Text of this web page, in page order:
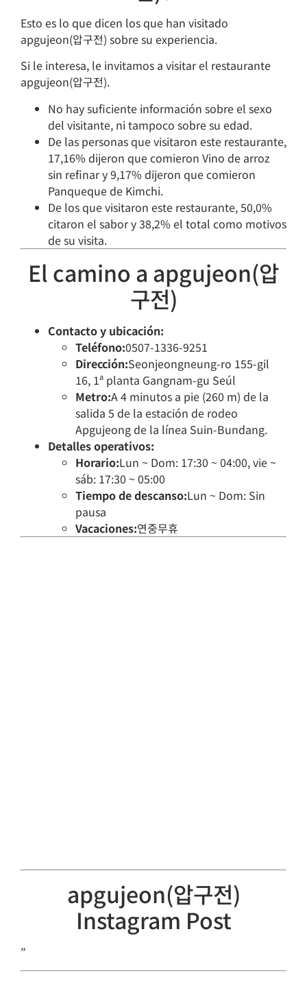
Esto es lo que dicen los que han visitado
apgujeon(압구전) sobre su experiencia.
Si le interesa, le invitamos a visitar el restaurante
apgujeon(압구전).
No hay suficiente información sobre el sexo
del visitante, ni tampoco sobre su edad.
De las personas que visitaron este restaurante,
17,16% dijeron que comieron Vino de arroz
sin refinar y 9,17% dijeron que comieron
Panqueque de Kimchi.
De los que visitaron este restaurante, 50,0%
citaron el sabor y 38,2% el total como motivos
de su visita.
El camino a apgujeon(압
구전)
Contacto y ubicación:
Teléfono:0507-1336-9251
Dirección:Seonjeongneung-ro 155-gil
16, 1ª planta Gangnam-gu Seúl
Metro:A 4 minutos a pie (260 m) de la
salida 5 de la estación de rodeo
Apgujeong de la línea Suin-Bundang.
Detalles operativos:
Horario:Lun ~ Dom: 17:30 ~ 04:00, vie ~
sáb: 17:30 ~ 05:00
Tiempo de descanso:Lun ~ Dom: Sin
pausa
Vacaciones:연중무휴
apgujeon(압구전)
Instagram Post
”